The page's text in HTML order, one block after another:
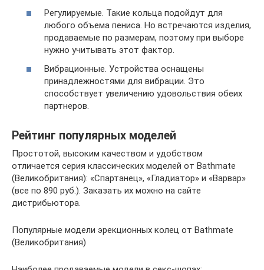
Регулируемые. Такие кольца подойдут для
любого объема пениса. Но встречаются изделия,
продаваемые по размерам, поэтому при выборе
нужно учитывать этот фактор.
Вибрационные. Устройства оснащены
принадлежностями для вибрации. Это
способствует увеличению удовольствия обеих
партнеров.
Рейтинг популярных моделей
Простотой, высоким качеством и удобством
отличается серия классических моделей от Bathmate
(Великобритания): «Спартанец», «Гладиатор» и «Варвар»
(все по 890 руб.). Заказать их можно на сайте
дистрибьютора.
Популярные модели эрекционных колец от Bathmate
(Великобритания)